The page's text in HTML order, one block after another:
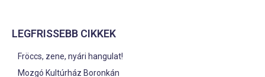
LEGFRISSEBB CIKKEK
Fröccs, zene, nyári hangulat!
Mozgó Kultúrház Boronkán